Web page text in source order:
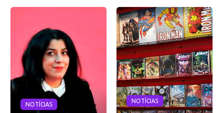
NOTÍCIAS
NOTÍCIAS